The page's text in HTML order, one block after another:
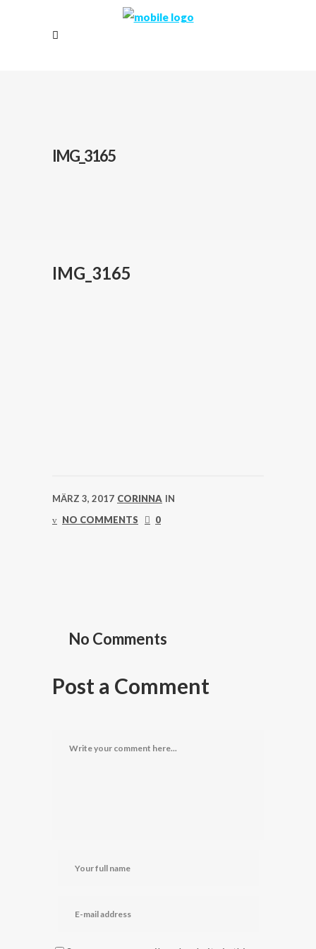
IMG_3165
IMG_3165
MÄRZ 3, 2017 CORINNA IN
NO COMMENTS
0
No Comments
Post a Comment